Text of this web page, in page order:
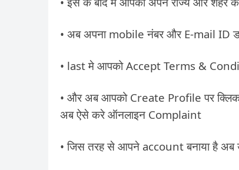
• अब अपना mobile नंबर और E-mail ID
• last मे आपको Accept Terms &
• और अब आपको Create Profile पर
अब ऐसे करे ऑनलाइन Complaint
• जिस तरह से आपने account बनाया है